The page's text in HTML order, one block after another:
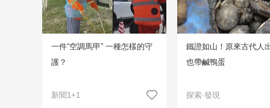
一件“空調馬甲” 一種怎樣的守
護？
新聞1+1
鐵證如山！原來古代人
也帶鹹鴨蛋
探索·發現